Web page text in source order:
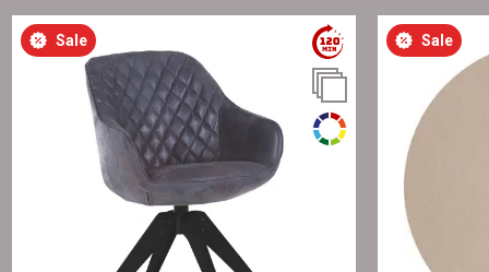
Sale Sale